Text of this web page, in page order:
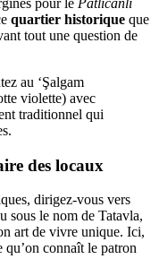
quartier historique que
tout une question de
au ‘Şalgam
violette) avec
traditionnel qui
des locaux
dirigez-vous vers
sous le nom de Tatavla,
art de vivre unique. Ici,
qu’on connaît le patron